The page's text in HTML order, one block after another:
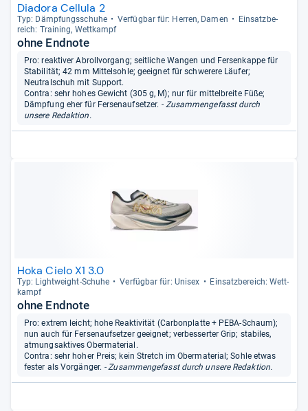
Diadora Cellula 2
Typ: Dämp­fungs­schuhe Ver­füg­bar für: Her­ren, Damen
Ein­satz­be­
reich: Trai­ning, Wett­kampf
ohne Endnote
Pro: reaktiver Abrollvorgang; seitliche Wangen und Fersenkappe für
Stabilität; 42 mm Mittelsohle; geeignet für schwerere Läufer;
Neutralschuh mit Support.
Contra: sehr hohes Gewicht (305 g, M); nur für mittelbreite Füße;
Dämpfung eher für Fersenaufsetzer. - Zusammengefasst durch
unsere Redaktion.
Hoka Cielo X1 3.0
Typ: Light­weight-​Schuhe Ver­füg­bar für: Uni­sex
Ein­satz­be­reich: Wett­
kampf
ohne Endnote
Pro: extrem leicht; hohe Reaktivität (Carbonplatte + PEBA-Schaum);
nun auch für Fersenaufsetzer geeignet; verbesserter Grip; stabiles,
atmungsaktives Obermaterial.
Contra: sehr hoher Preis; kein Stretch im Obermaterial; Sohle etwas
fester als Vorgänger. - Zusammengefasst durch unsere Redaktion.